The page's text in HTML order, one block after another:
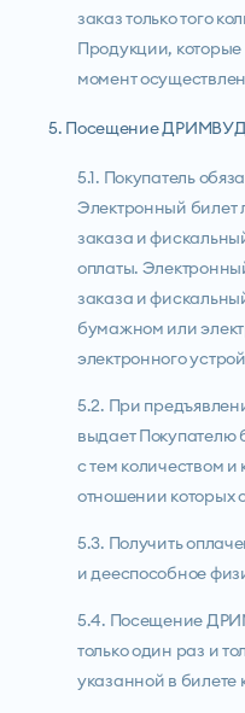
заказ только того
Продукции,
момент
5. Посещение ДРИМВУД
5.1. Покупатель
Электронный
заказа и
оплаты.
заказа и
бумажном или
электронного
5.2. При
выдает Покупателю
с тем количеством и
отношении которых
5.3. Получить
и дееспособное
5.4. Посещение
только один раз и
указанной в билете